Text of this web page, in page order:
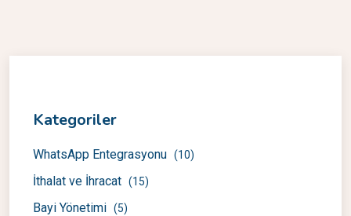
Kategoriler
WhatsApp Entegrasyonu (10)
İthalat ve İhracat (15)
Bayi Yönetimi (5)